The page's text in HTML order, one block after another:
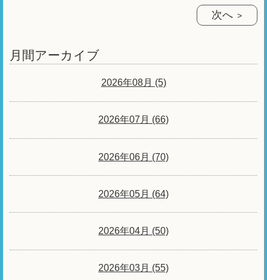
次へ
月間アーカイブ
2026年08月 (5)
2026年07月 (66)
2026年06月 (70)
2026年05月 (64)
2026年04月 (50)
2026年03月 (55)